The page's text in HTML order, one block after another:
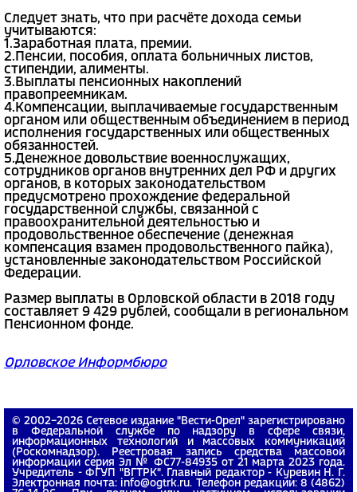
Следует знать, что при расчёте дохода семьи
учитываются:
1.Заработная плата, премии.
2.Пенсии, пособия, оплата больничных листов,
стипендии, алименты.
3.Выплаты пенсионных накоплений
правопреемникам.
4.Компенсации, выплачиваемые государственным
органом или общественным объединением в период
исполнения государственных или общественных
обязанностей.
5.Денежное довольствие военнослужащих,
сотрудников органов внутренних дел РФ и других
органов, в которых законодательством
предусмотрено прохождение федеральной
государственной службы, связанной с
правоохранительной деятельностью и
продовольственное обеспечение (денежная
компенсация взамен продовольственного пайка),
установленные законодательством Российской
Федерации.
Размер выплаты в Орловской области в 2018 году
составляет 9 429 рублей, сообщали в региональном
Пенсионном фонде.
Орловское Информбюро
© 2002−2026 Сетевое издание "Вести-Орел" зарегистрировано
в Федеральной службе по надзору в сфере связи,
информационных технологий и массовых коммуникаций
(Роскомнадзор). Реестровая запись средства массовой
информации серия Эл № ФС77-84935 от 21 марта 2023 года.
Учредитель - ФГУП "ВГТРК". Главный редактор - Куревин Н. Г.
Электронная почта: info@ogtrk.ru. Телефон редакции: 8 (4862)